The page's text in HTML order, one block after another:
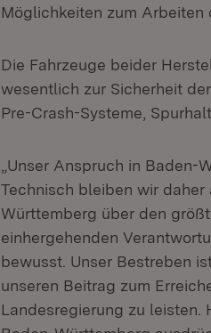
Möglichkeiten zum Arbeiten
Die Fahrzeuge beider
wesentlich zur Sicherheit
Pre-Crash-Systeme,
„Unser Anspruch in
Technisch bleiben wir
Württemberg über den
einhergehenden
bewusst. Unser Bestreben
unseren Beitrag zum
Landesregierung zu leisten.